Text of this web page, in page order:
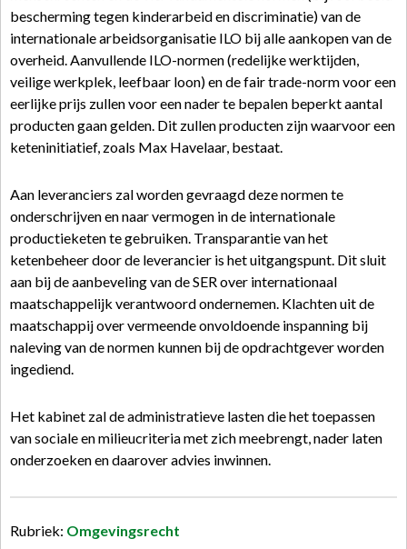
bescherming tegen kinderarbeid en discriminatie) van de
internationale arbeidsorganisatie ILO bij alle aankopen van de
overheid. Aanvullende ILO-normen (redelijke werktijden,
veilige werkplek, leefbaar loon) en de fair trade-norm voor een
eerlijke prijs zullen voor een nader te bepalen beperkt aantal
producten gaan gelden. Dit zullen producten zijn waarvoor een
keteninitiatief, zoals Max Havelaar, bestaat.
Aan leveranciers zal worden gevraagd deze normen te
onderschrijven en naar vermogen in de internationale
productieketen te gebruiken. Transparantie van het
ketenbeheer door de leverancier is het uitgangspunt. Dit sluit
aan bij de aanbeveling van de SER over internationaal
maatschappelijk verantwoord ondernemen. Klachten uit de
maatschappij over vermeende onvoldoende inspanning bij
naleving van de normen kunnen bij de opdrachtgever worden
ingediend.
Het kabinet zal de administratieve lasten die het toepassen
van sociale en milieucriteria met zich meebrengt, nader laten
onderzoeken en daarover advies inwinnen.
Rubriek: Omgevingsrecht